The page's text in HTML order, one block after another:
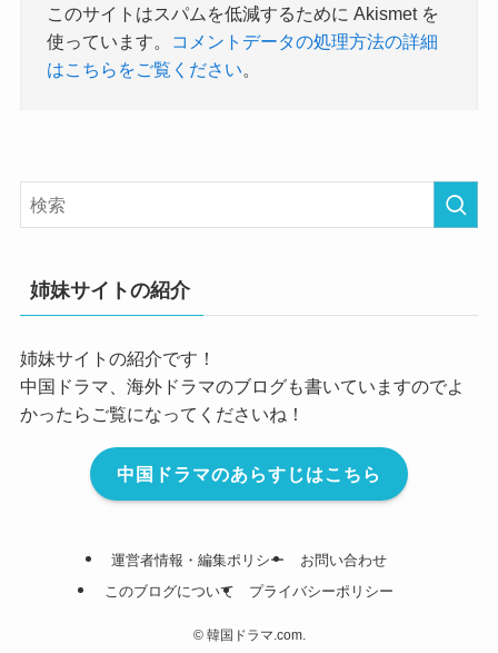
このサイトはスパムを低減するために Akismet を
使っています。
コメントデータの処理方法の詳細
はこちらをご覧ください。
姉妹サイトの紹介
姉妹サイトの紹介です！
中国ドラマ、海外ドラマのブログも書いていますのでよ
かったらご覧になってくださいね！
中国ドラマのあらすじはこちら
運営者情報・編集ポリシー
お問い合わせ
このブログについて
プライバシーポリシー
©韓国ドラマ.com.